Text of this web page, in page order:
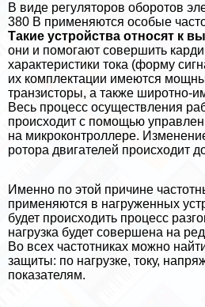
В виде регуляторов оборотов
380 В применяются особые
Такие устройства относят к
они и помогают совершить
хаpaктеристики тока (форму
их комплектации имеются
транзисторы, а также широтно-
Весь процесс осуществления
происходит с помощью
на микроконтроллере.
ротора двигателей происходит
Именно по этой причине
применяются в нагруженных
будет происходить процесс
нагрузка будет совершена на
Во всех частотниках можно
защиты: по нагрузке, току,
показателям.